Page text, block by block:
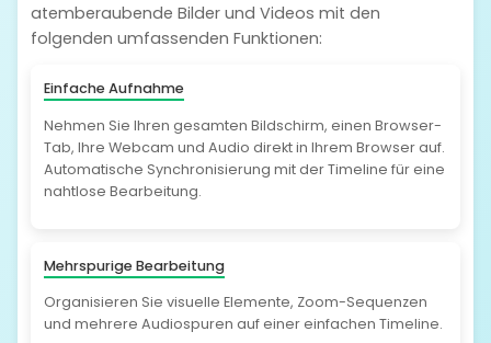
atemberaubende Bilder und Videos mit den
folgenden umfassenden Funktionen:
Einfache Aufnahme
Nehmen Sie Ihren gesamten Bildschirm, einen Browser-
Tab, Ihre Webcam und Audio direkt in Ihrem Browser auf.
Automatische Synchronisierung mit der Timeline für eine
nahtlose Bearbeitung.
Mehrspurige Bearbeitung
Organisieren Sie visuelle Elemente, Zoom-Sequenzen
und mehrere Audiospuren auf einer einfachen Timeline.